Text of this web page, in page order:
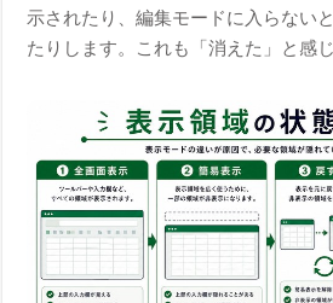
示されたり、編集モードに入らない
たりします。これも「消えた」と感